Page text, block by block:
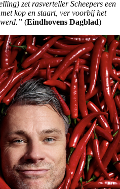
zet rasverteller Scheepers een
kop en staart, ver voorbij het
(Eindhovens Dagblad)